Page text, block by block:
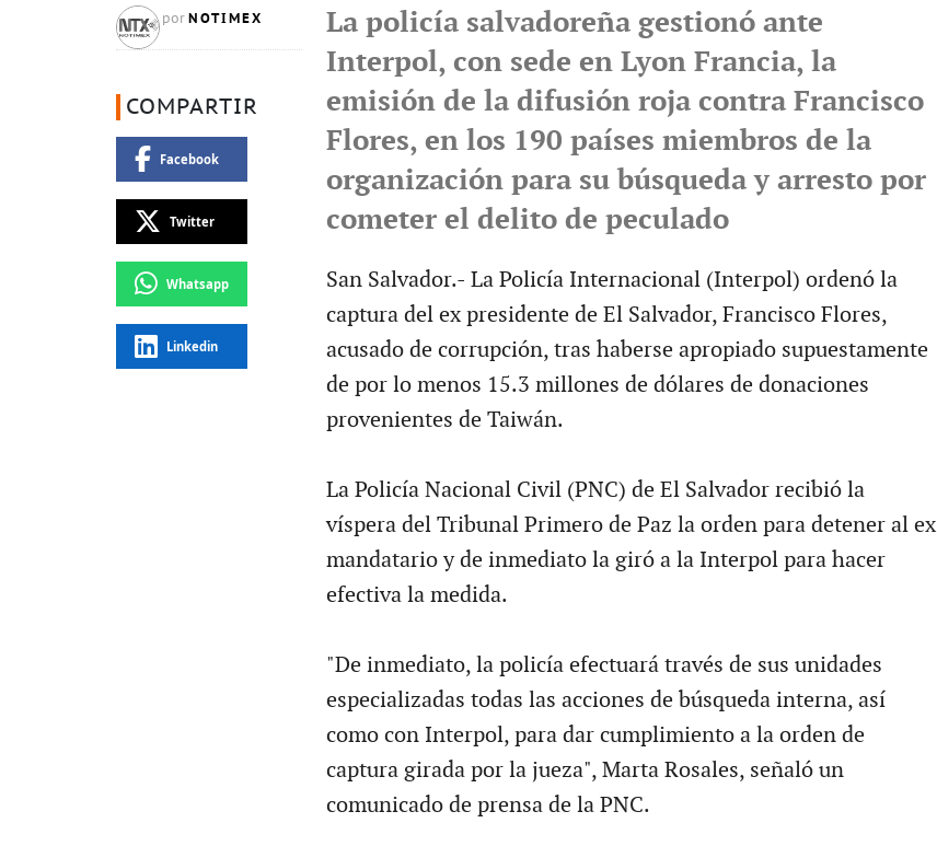
por NOTIMEX
COMPARTIR
Facebook
Twitter
Whatsapp
Linkedin
La policía salvadoreña gestionó ante
Interpol, con sede en Lyon Francia, la
emisión de la difusión roja contra Francisco
Flores, en los 190 países miembros de la
organización para su búsqueda y arresto por
cometer el delito de peculado
San Salvador.- La Policía Internacional (Interpol) ordenó la
captura del ex presidente de El Salvador, Francisco Flores,
acusado de corrupción, tras haberse apropiado supuestamente
de por lo menos 15.3 millones de dólares de donaciones
provenientes de Taiwán.
La Policía Nacional Civil (PNC) de El Salvador recibió la
víspera del Tribunal Primero de Paz la orden para detener al ex
mandatario y de inmediato la giró a la Interpol para hacer
efectiva la medida.
"De inmediato, la policía efectuará través de sus unidades
especializadas todas las acciones de búsqueda interna, así
como con Interpol, para dar cumplimiento a la orden de
captura girada por la jueza", Marta Rosales, señaló un
comunicado de prensa de la PNC.